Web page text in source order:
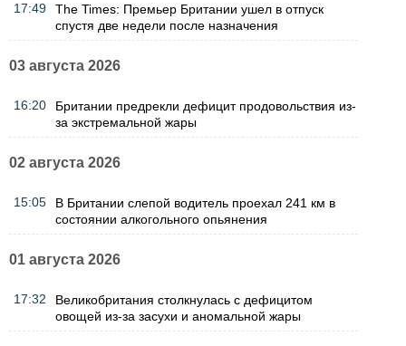
17:49
The Times: Премьер Британии ушел в отпуск
спустя две недели после назначения
03 августа 2026
16:20
Британии предрекли дефицит продовольствия из-
за экстремальной жары
02 августа 2026
15:05
В Британии слепой водитель проехал 241 км в
состоянии алкогольного опьянения
01 августа 2026
17:32
Великобритания столкнулась с дефицитом
овощей из-за засухи и аномальной жары